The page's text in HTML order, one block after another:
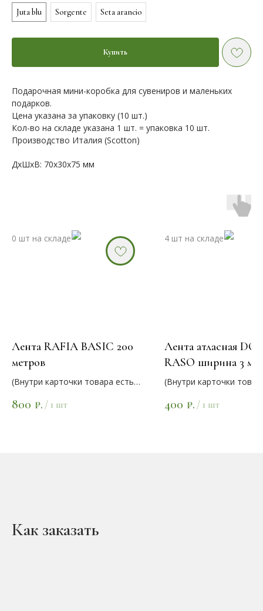
Juta blu
Sorgente Seta arancio
Купить
Подарочная мини-коробка для сувениров и маленьких
подарков.
Цена указана за упаковку (10 шт.)
Кол-во на складе указана 1 шт. = упаковка 10 шт.
Производство Италия (Scotton)
ДxШxВ: 70x30x75 мм
Лента RAFIA BASIC 200
метров
(Внутри карточки товара есть
800 ₽. / 1 шт
Лента атласная
RASO ширина 3
длина 100 метров
(Внутри карточки
400 ₽. / 1 шт
Как заказать